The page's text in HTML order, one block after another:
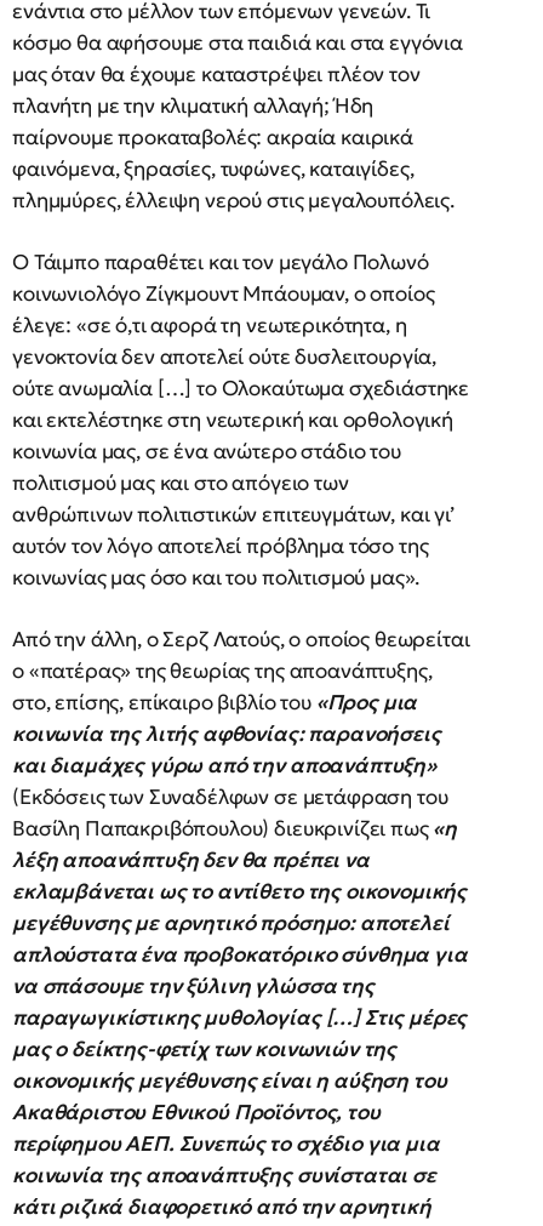
ενάντια στο μέλλον των επόμενων γενεών. Τι
κόσμο θα αφήσουμε στα παιδιά και στα εγγόνια
μας όταν θα έχουμε καταστρέψει πλέον τον
πλανήτη με την κλιματική αλλαγή; Ήδη
παίρνουμε προκαταβολές: ακραία καιρικά
φαινόμενα, ξηρασίες, τυφώνες, καταιγίδες,
πλημμύρες, έλλειψη νερού στις μεγαλουπόλεις.
Ο Τάιμπο παραθέτει και τον μεγάλο Πολωνό
κοινωνιολόγο Ζίγκμουντ Μπάουμαν, ο οποίος
έλεγε: «σε ό,τι αφορά τη νεωτερικότητα, η
γενοκτονία δεν αποτελεί ούτε δυσλειτουργία,
ούτε ανωμαλία […] το Ολοκαύτωμα σχεδιάστηκε
και εκτελέστηκε στη νεωτερική και ορθολογική
κοινωνία μας, σε ένα ανώτερο στάδιο του
πολιτισμού μας και στο απόγειο των
ανθρώπινων πολιτιστικών επιτευγμάτων, και γι’
αυτόν τον λόγο αποτελεί πρόβλημα τόσο της
κοινωνίας μας όσο και του πολιτισμού μας».
Από την άλλη, ο Σερζ Λατούς, ο οποίος θεωρείται
ο «πατέρας» της θεωρίας της αποανάπτυξης,
στο, επίσης, επίκαιρο βιβλίο του «Προς μια
κοινωνία της λιτής αφθονίας: παρανοήσεις
και διαμάχες γύρω από την αποανάπτυξη»
(Εκδόσεις των Συναδέλφων σε μετάφραση του
Βασίλη Παπακριβόπουλου) διευκρινίζει πως«η
λέξη αποανάπτυξη δεν θα πρέπει να
εκλαμβάνεται ως το αντίθετο της οικονομικής
μεγέθυνσης με αρνητικό πρόσημο: αποτελεί
απλούστατα ένα προβοκατόρικο σύνθημα για
να σπάσουμε την ξύλινη γλώσσα της
παραγωγικίστικης μυθολογίας […] Στις μέρες
μας ο δείκτης-φετίχ των κοινωνιών της
οικονομικής μεγέθυνσης είναι η αύξηση του
Ακαθάριστου Εθνικού Προϊόντος, του
περίφημου ΑΕΠ. Συνεπώς το σχέδιο για μια
κοινωνία της αποανάπτυξης συνίσταται σε
κάτι ριζικά διαφορετικό από την αρνητική